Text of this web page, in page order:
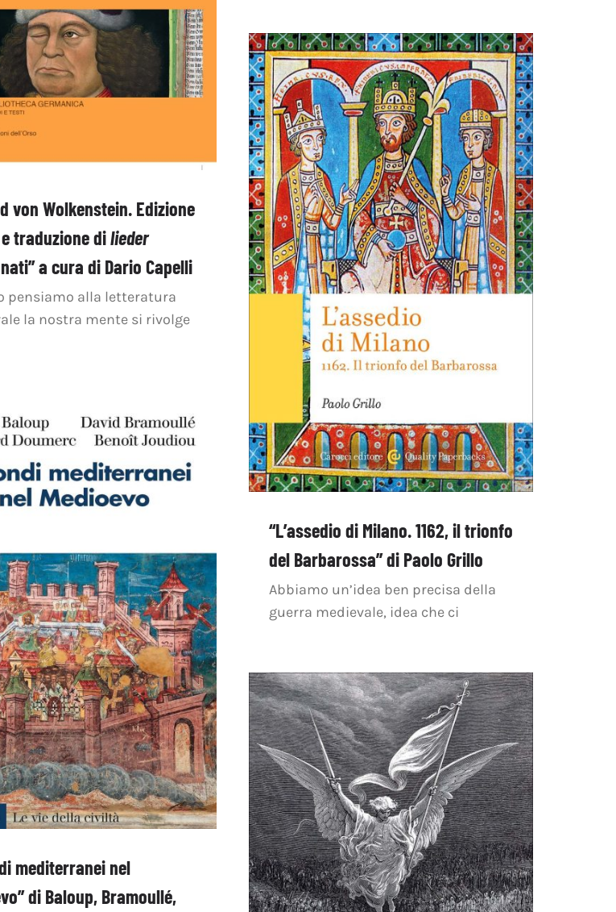
von Wolkenstein. Edizione
traduzione dilieder
a cura di Dario Capelli
pensiamo alla letteratura
la nostra mente si rivolge
“L’assedio di Milano. 1162, il trionfo
del Barbarossa” di Paolo Grillo
Abbiamo un’idea ben precisa della
guerra medievale, idea che ci
mediterranei nel
di Baloup, Bramoullé,